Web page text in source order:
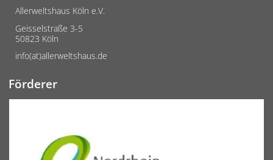
Allerweltshaus Köln e.V.
Geisselstraße 3-5
50823 Köln
info(at)allerweltshaus.de
Förderer